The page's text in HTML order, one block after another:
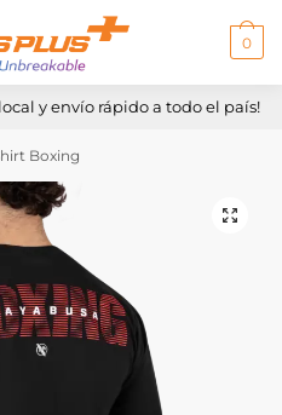
0
y envío rápido a todo el país!
Boxing